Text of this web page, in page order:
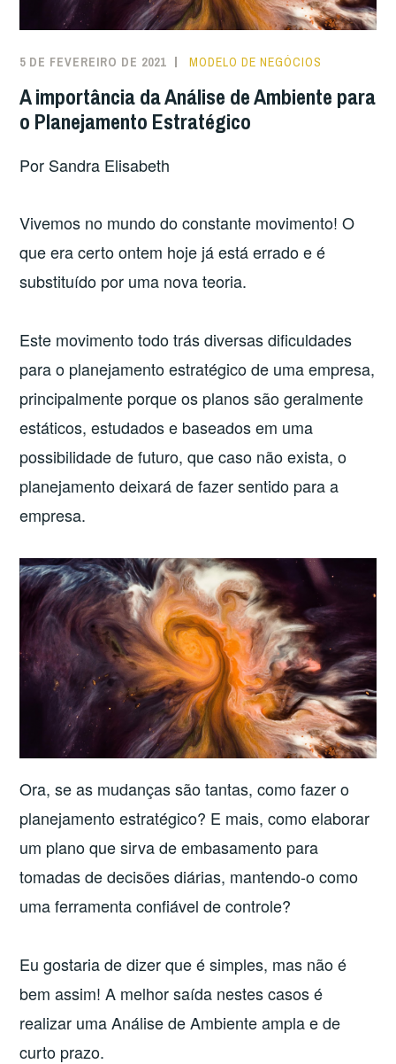
5 DE FEVEREIRO DE 2021 MODELO DE NEGÓCIOS
A importância da Análise de Ambiente para
o Planejamento Estratégico
Por Sandra Elisabeth
Vivemos no mundo do constante movimento! O
que era certo ontem hoje já está errado e é
substituído por uma nova teoria.
Este movimento todo trás diversas dificuldades
para o planejamento estratégico de uma empresa,
principalmente porque os planos são geralmente
estáticos, estudados e baseados em uma
possibilidade de futuro, que caso não exista, o
planejamento deixará de fazer sentido para a
empresa.
Ora, se as mudanças são tantas, como fazer o
planejamento estratégico? E mais, como elaborar
um plano que sirva de embasamento para
tomadas de decisões diárias, mantendo-o como
uma ferramenta confiável de controle?
Eu gostaria de dizer que é simples, mas não é
bem assim! A melhor saída nestes casos é
realizar uma Análise de Ambiente ampla e de
curto prazo.